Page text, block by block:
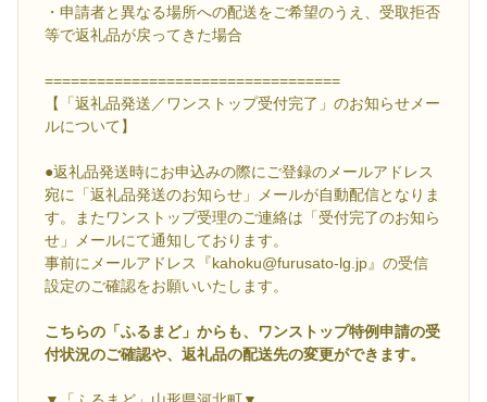
・申請者と異なる場所への配送をご希望のうえ、受取拒否
等で返礼品が戻ってきた場合
==================================
【「返礼品発送／ワンストップ受付完了」のお知らせメー
ルについて】
●返礼品発送時にお申込みの際にご登録のメールアドレス
宛に「返礼品発送のお知らせ」メールが自動配信となりま
す。またワンストップ受理のご連絡は「受付完了のお知ら
せ」メールにて通知しております。
事前にメールアドレス『kahoku@furusato-lg.jp』の受信
設定のご確認をお願いいたします。
こちらの「ふるまど」からも、ワンストップ特例申請の受
付状況のご確認や、返礼品の配送先の変更ができます。